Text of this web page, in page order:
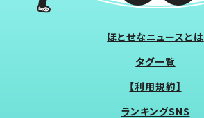
ほとせなニュースとは
タグ一覧
【利用規約】
ランキングSNS